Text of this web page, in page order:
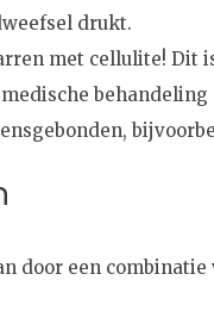
drukt.
met cellulite! Dit
door een combinatie